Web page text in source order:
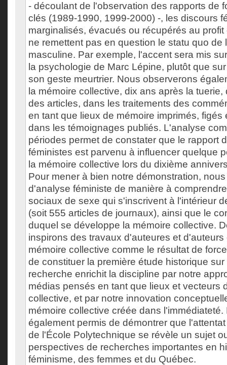
- découlant de l'observation des rapports de
clés (1989-1990, 1999-2000) -, les discours
marginalisés, évacués ou récupérés au
ne remettent pas en question le statu quo de
masculine. Par exemple, l'accent sera mis
la psychologie de Marc Lépine, plutôt que
son geste meurtrier. Nous observerons
la mémoire collective, dix ans après la
des articles, dans les traitements des
en tant que lieux de mémoire imprimés, figés
dans les témoignages publiés. L'analyse
périodes permet de constater que le rapport
féministes est parvenu à influencer quelque
la mémoire collective lors du dixième
Pour mener à bien notre démonstration,
d'analyse féministe de manière à
sociaux de sexe qui s'inscrivent à l'intérieur
(soit 555 articles de journaux), ainsi que le
duquel se développe la mémoire collective.
inspirons des travaux d'auteures et
mémoire collective comme le résultat de
de constituer la première étude historique
recherche enrichit la discipline par notre
médias pensés en tant que lieux et vecteurs
collective, et par notre innovation
mémoire collective créée dans
également permis de démontrer que
de l'École Polytechnique se révèle un sujet
perspectives de recherches importantes en
féminisme, des femmes et du Québec.